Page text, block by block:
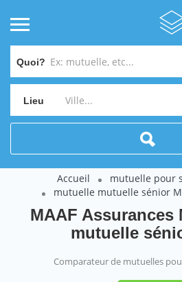
Quoi?
Lieu
Accueil
mutuelle pour
mutuelle mutuelle sénior
MAAF Assurances
mutuelle
Comparateur de mutuelles